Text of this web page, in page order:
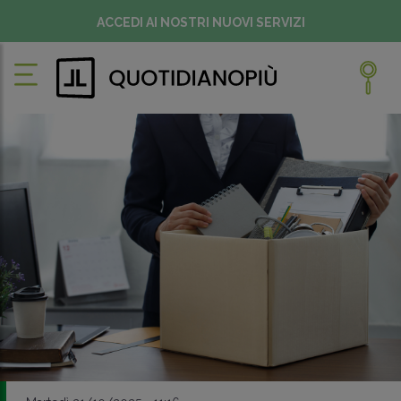
ACCEDI AI NOSTRI NUOVI SERVIZI